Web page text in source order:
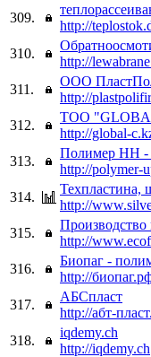
309.
http://
310.
http://
311.
ООО
http://
312.
ТОО
http://global-
313.
Полимер НН -
http://polymer-
314.
Техпластина,
http://
315.
Производство
http://
316.
Биопаг -
http://
317.
АБСпласт
http://абт-
318.
iqdemy.ch
http://iqdemy.ch